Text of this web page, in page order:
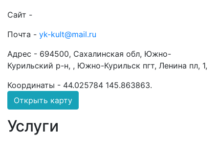
Сайт -
Почта - yk-kult@mail.ru
Адрес - 694500, Сахалинская обл, Южно-
Курильский р-н, , Южно-Курильск пгт, Ленина пл, 1,
Координаты - 44.025784 145.863863.
Открыть карту
Услуги